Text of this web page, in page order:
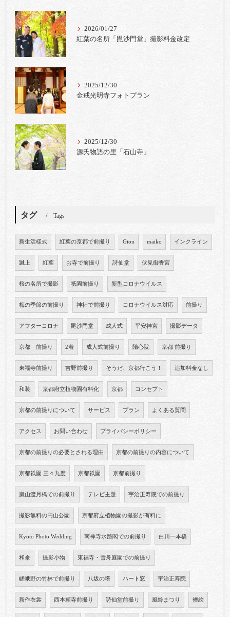
2026/01/27
紅葉の名所「毘沙門堂」撮影料金改定
2025/12/30
金戒光明寺フォトプラン
2025/12/30
源氏物語の里「石山寺」
タグ Tags
新生活様式 紅葉の京都で前撮り Gion maiko インクライン
蹴上 紅葉 お寺で前撮り 詩仙堂 伏見御香宮
桜の名所で撮影 祇園前撮り 新型コロナウイルス
梅の季節の前撮り 神社で前撮り コロナウイルス対応 前撮り
アフターコロナ 毘沙門堂 成人式 平安神宮 撮影データ
京都 前撮り 2着 成人式前撮り 隋心院 京都 前撮り
東福寺前撮り 吉野前撮り そうだ、京都行こう！ 追加料金なし
和装 京都府立植物園有料化 京都 コンセプト
京都の前撮りについて サービス プラン よくある質問
アクセス お問い合わせ プライバシーポリシー
京都の前撮りの必要とされる理由 京都の前撮りの内容について
京都祇園 三々九度 京都祇園 京都前撮り
嵐山渡月橋での前撮り テレビ主題 宇治正寿院での前撮り
撮影無料の円山公園 京都府立植物園の撮影が有料に
Kyoto Photo Wedding 南禅寺水路閣での前撮り 白川一本橋
和傘 撮影小物 東福寺・雪舟庭園での前撮り
嵯峨野の竹林で前撮り 八坂の塔 ハート窓 宇治正寿院
新作衣裳 西本願寺前撮り 詩仙堂前撮り 風鈴まつり 襖絵